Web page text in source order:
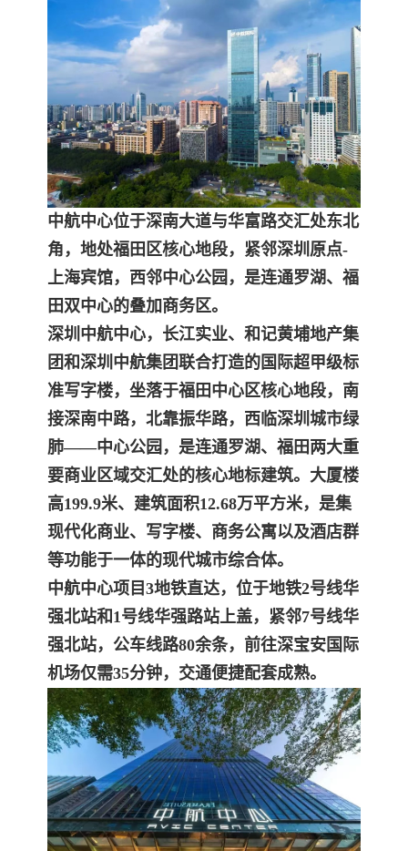
中航中心位于深南大道与华富路交汇处东北
角，地处福田区核心地段，紧邻深圳原点-
上海宾馆，西邻中心公园，是连通罗湖、福
田双中心的叠加商务区。
深圳中航中心，长江实业、和记黄埔地产集
团和深圳中航集团联合打造的国际超甲级标
准写字楼，坐落于福田中心区核心地段，南
接深南中路，北靠振华路，西临深圳城市绿
肺——中心公园，是连通罗湖、福田两大重
要商业区域交汇处的核心地标建筑。大厦楼
高199.9米、建筑面积12.68万平方米，是集
现代化商业、写字楼、商务公寓以及酒店群
等功能于一体的现代城市综合体。
中航中心项目3地铁直达， 位于地铁2号线华
强北站和1号线华强路站上盖，紧邻7号线华
强北站，公车线路80余条，前往深宝安国际
机场仅需35分钟，交通便捷配套成熟。